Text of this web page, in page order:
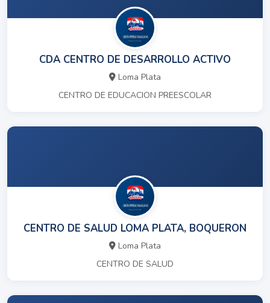
CDA CENTRO DE DESARROLLO ACTIVO
Loma Plata
CENTRO DE EDUCACION PREESCOLAR
CENTRO DE SALUD LOMA PLATA, BOQUERON
Loma Plata
CENTRO DE SALUD